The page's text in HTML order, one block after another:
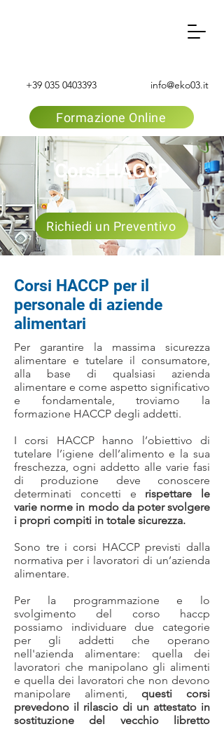
+39 035 0403393 info@eko03.it
Formazione Online
Corsi HACCP
Richiedi un Preventivo
Corsi HACCP per il
personale di aziende
alimentari
Per garantire la massima sicurezza
alimentare e tutelare il consumatore,
alla base di qualsiasi azienda
alimentare e come aspetto significativo
e fondamentale, troviamo la
formazione HACCP degli addetti.
I corsi HACCP hanno l’obiettivo di
tutelare l’igiene dell’alimento e la sua
freschezza, ogni addetto alle varie fasi
di produzione deve conoscere
determinati concetti e rispettare le
varie norme in modo da poter svolgere
i propri compiti in totale sicurezza.
Sono tre i corsi HACCP previsti dalla
normativa per i lavoratori di un’azienda
alimentare.
Per la programmazione e lo
svolgimento del corso haccp
possiamo individuare due categorie
per gli addetti che operano
nell'azienda alimentare: quella dei
lavoratori che manipolano gli alimenti
e quella dei lavoratori che non devono
manipolare alimenti, questi corsi
prevedono il rilascio di un attestato in
sostituzione del vecchio libretto